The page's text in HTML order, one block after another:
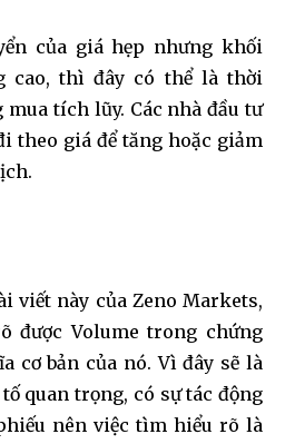
của giá hẹp nhưng khối
cao, thì đây có thể là thời
tích lũy. Các nhà đầu tư
theo giá để tăng hoặc giảm
viết này của Zeno Markets,
được Volume trong chứng
cơ bản của nó. Vì đây sẽ là
quan trọng, có sự tác động
nên việc tìm hiểu rõ là